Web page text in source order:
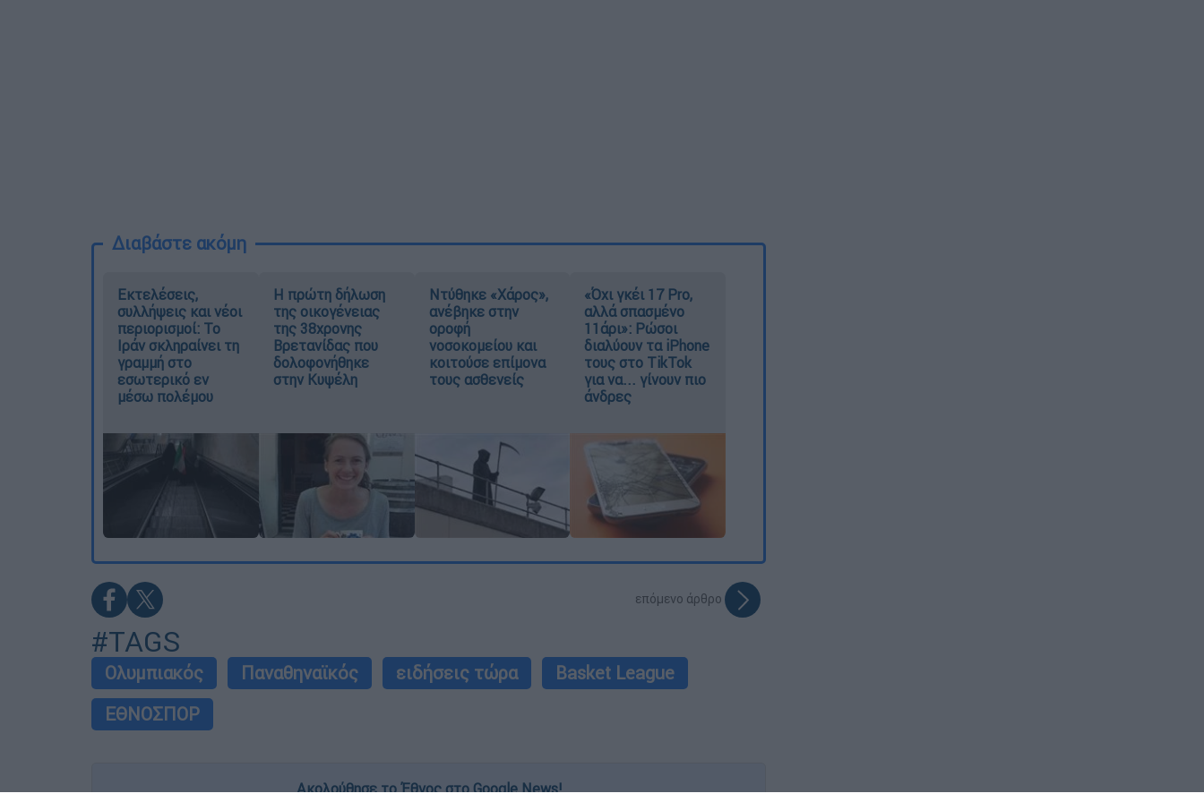
Διαβάστε ακόμη
Εκτελέσεις,
συλλήψεις και νέοι
περιορισμοί: Το
Ιράν σκληραίνει τη
γραμμή στο
εσωτερικό εν
μέσω πολέμου
Η πρώτη δήλωση
της οικογένειας
της 38χρονης
Βρετανίδας που
δολοφονήθηκε
στην Κυψέλη
Ντύθηκε «Χάρος»,
ανέβηκε στην
οροφή
νοσοκομείου και
κοιτούσε επίμονα
τους ασθενείς
«Όχι γκέι 17 Pro,
αλλά σπασμένο
11άρι»: Ρώσοι
διαλύουν τα iPhone
τους στο TikTok
για να... γίνουν πιο
άνδρες
επόμενο άρθρο
#TAGS
Ολυμπιακός Παναθηναϊκός ειδήσεις τώρα
Basket League
ΕΘΝΟΣΠΟΡ
Ακολούθησε το Έθνος στο Google News!